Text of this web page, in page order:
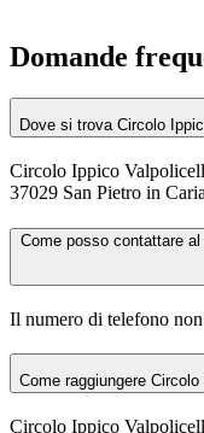
Domande
Dove si trova Circolo
Circolo Ippico
37029 San Pietro in
Come posso contattare
Il numero di telefono
Come raggiungere
Circolo Ippico